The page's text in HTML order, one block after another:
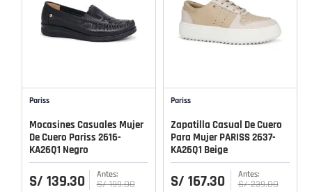
Pariss
Mocasines Casuales Mujer
De Cuero Pariss 2616-
KA26Q1 Negro
S/ 139.30 S/ 199.00
Pariss
Zapatilla Casual De Cuero
Para Mujer PARISS 2637-
KA26Q1 Beige
S/ 167.30 S/ 239.00